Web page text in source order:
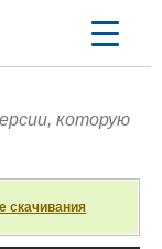
которую
скачивания